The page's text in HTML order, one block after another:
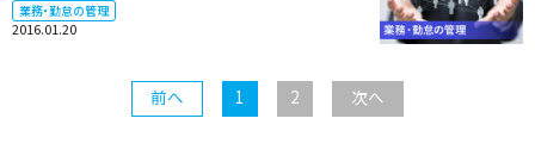
業務・勤怠の管理
2016.01.20
前へ 1 2 次へ